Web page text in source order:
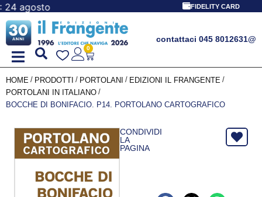
FIDELITY CARD
contattaci 045 8012631@
0
HOME / PRODOTTI / PORTOLANI / EDIZIONI IL FRANGENTE /
PORTOLANI IN ITALIANO /
BOCCHE DI BONIFACIO. P14. PORTOLANO CARTOGRAFICO
CONDIVIDI
LA
PAGINA